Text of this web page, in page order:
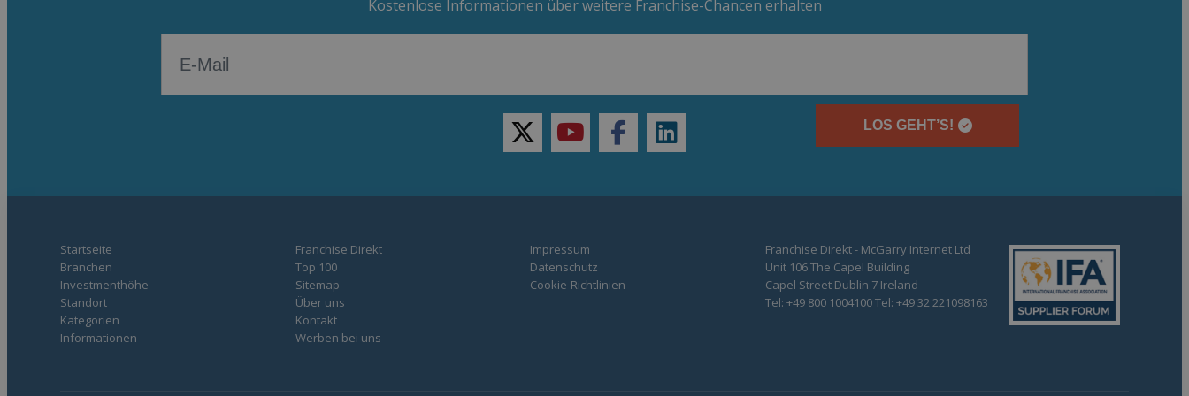
Kostenlose Informationen über weitere Franchise-Chancen erhalten
LOS GEHT’S!
twitteryoutubefacebooklinkedin
Startseite
Branchen
Investmenthöhe
Standort
Kategorien
Informationen
Franchise Direkt
Top 100
Sitemap
Über uns
Kontakt
Werben bei uns
Impressum
Datenschutz
Cookie-Richtlinien
Franchise Direkt - McGarry Internet Ltd
Unit 106 The Capel Building
Capel Street Dublin 7 Ireland
Tel: +49 800 1004100 Tel: +49 32 221098163